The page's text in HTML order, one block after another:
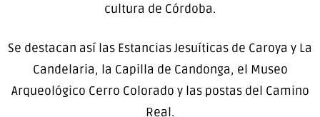
cultura de Córdoba.
Se destacan así las Estancias Jesuíticas de Caroya y La
Candelaria, la Capilla de Candonga, el Museo
Arqueológico Cerro Colorado y las postas del Camino
Real.